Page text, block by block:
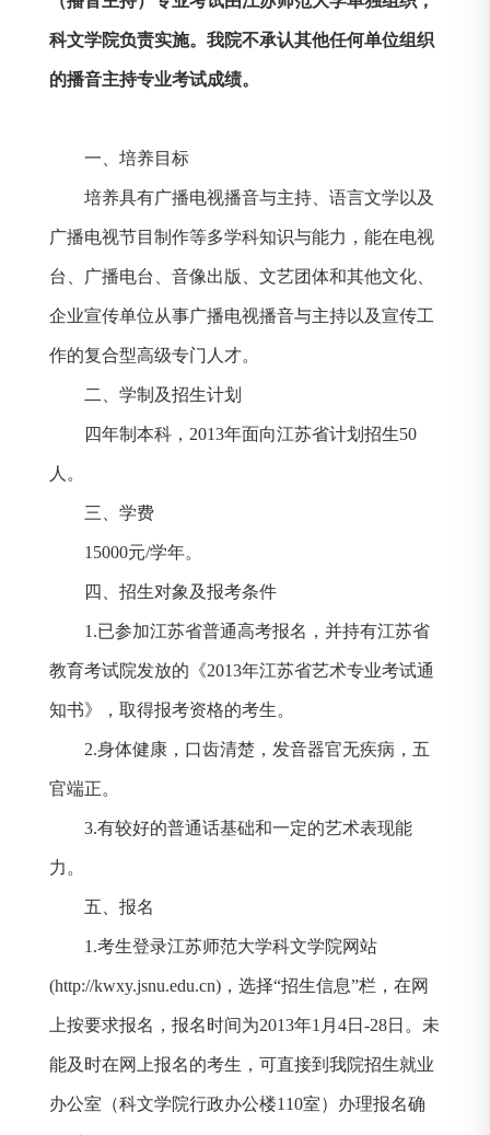
科文学院负责实施。我院不承认其他任何单位组织
的播音主持专业考试成绩。
一、培养目标
培养具有广播电视播音与主持、语言文学以及
广播电视节目制作等多学科知识与能力，能在电视
台、广播电台、音像出版、文艺团体和其他文化、
企业宣传单位从事广播电视播音与主持以及宣传工
作的复合型高级专门人才。
二、学制及招生计划
四年制本科， 2013年面向江苏省计划招生50
人。
三、学费
15000元/学年。
四、招生对象及报考条件
1.已参加江苏省普通高考报名，并持有江苏省
教育考试院发放的《2013年江苏省艺术专业考试通
知书》，取得报考资格的考生。
2.身体健康，口齿清楚，发音器官无疾病，五
官端正。
3.有较好的普通话基础和一定的艺术表现能
力。
五、报名
1.考生登录江苏师范大学科文学院网站
(http://kwxy.jsnu.edu.cn) ，选择“招生信息”栏，在网
上按要求报名，报名时间为2013年1 月 4日 -28日。未
能及时在网上报名的考生，可直接到我院招生就业
办公室（科文学院行政办公楼110室）办理报名确